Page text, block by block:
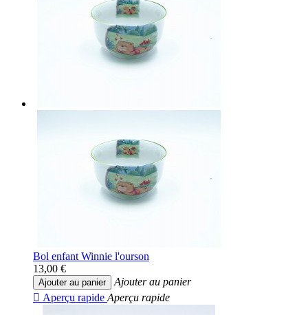
Bol enfant Winnie l'ourson
13,00 €
Ajouter au panier
Ajouter au panier
 Aperçu rapide Aperçu rapide